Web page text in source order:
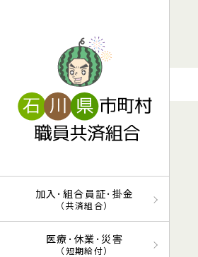
加入･組合員証･掛金
（共済組合）
医療･休業･災害
（短期給付）